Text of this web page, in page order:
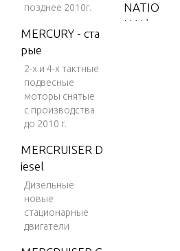
позднее 2010г.
MERCURY - ста
рые
2-х и 4-х тактные
подвесные
моторы снятые
с производства
до 2010 г.
MERCRUISER D
iesel
Дизельные
новые
стационарные
двигатели
NATIO
NAL)